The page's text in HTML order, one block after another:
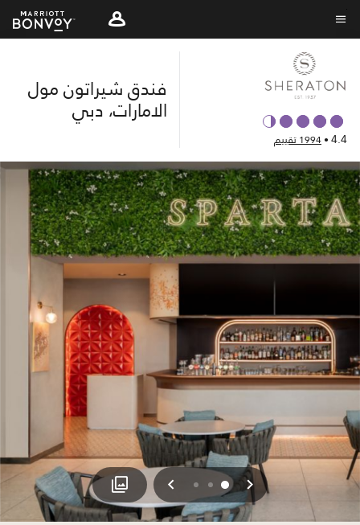
Skip
to
content
نص القائمة
4.4
•1994 تقييم
فندق شيراتون مول
الامارات، دبي
السابق
0
1
2 التالي